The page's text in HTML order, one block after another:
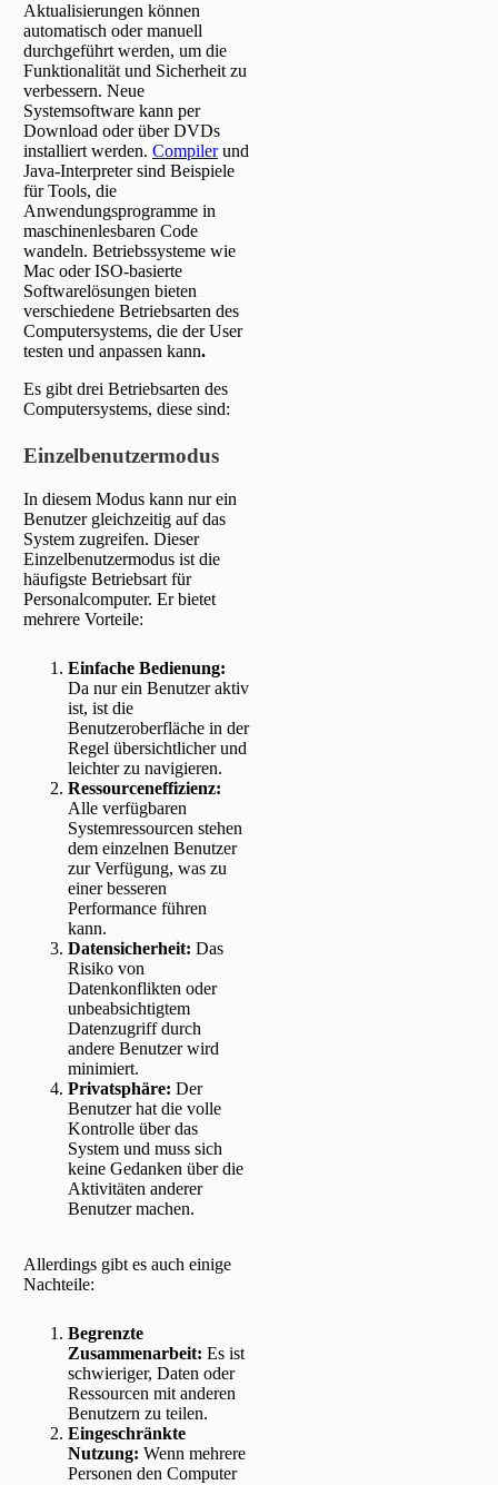
Aktualisierungen können
automatisch oder manuell
durchgeführt werden, um die
Funktionalität und Sicherheit zu
verbessern. Neue
Systemsoftware kann per
Download oder über DVDs
installiert werden. Compilerund
Java-Interpreter sind Beispiele
für Tools, die
Anwendungsprogramme in
maschinenlesbaren Code
wandeln. Betriebssysteme wie
Mac oder ISO-basierte
Softwarelösungen bieten
verschiedene Betriebsarten des
Computersystems, die der User
testen und anpassen kann.
Es gibt drei Betriebsarten des
Computersystems, diese sind:
Einzelbenutzermodus
In diesem Modus kann nur ein
Benutzer gleichzeitig auf das
System zugreifen. Dieser
Einzelbenutzermodus ist die
häufigste Betriebsart für
Personalcomputer. Er bietet
mehrere Vorteile:
Einfache Bedienung:
Da nur ein Benutzer aktiv
ist, ist die
Benutzeroberfläche in der
Regel übersichtlicher und
leichter zu navigieren.
Ressourceneffizienz:
Alle verfügbaren
Systemressourcen stehen
dem einzelnen Benutzer
zur Verfügung, was zu
einer besseren
Performance führen
kann.
Datensicherheit: Das
Risiko von
Datenkonflikten oder
unbeabsichtigtem
Datenzugriff durch
andere Benutzer wird
minimiert.
Privatsphäre: Der
Benutzer hat die volle
Kontrolle über das
System und muss sich
keine Gedanken über die
Aktivitäten anderer
Benutzer machen.
Allerdings gibt es auch einige
Nachteile:
Begrenzte
Zusammenarbeit: Es ist
schwieriger, Daten oder
Ressourcen mit anderen
Benutzern zu teilen.
Eingeschränkte
Nutzung: Wenn mehrere
Personen den Computer